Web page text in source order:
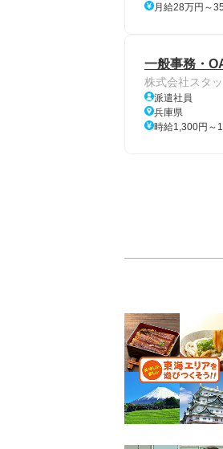
月給28万円～
一般事務・
株式会社スタ
派遣社員
兵庫県
時給1,300円～